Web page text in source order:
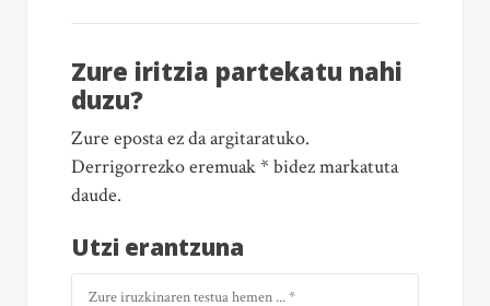
Zure iritzia partekatu nahi
duzu?
Zure eposta ez da argitaratuko.
Derrigorrezko eremuak * bidez markatuta
daude.
Utzi erantzuna